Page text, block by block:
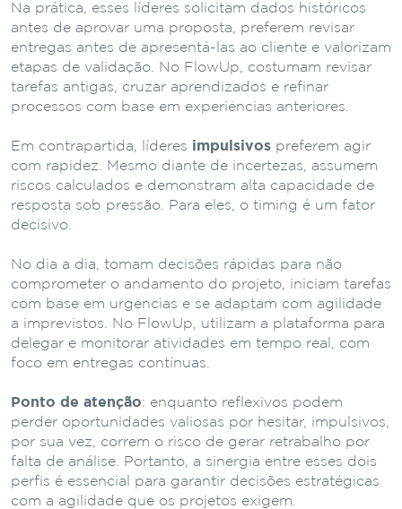
Na prática, esses líderes solicitam dados históricos
antes de aprovar uma proposta, preferem revisar
entregas antes de apresentá-las ao cliente e valorizam
etapas de validação. No FlowUp, costumam revisar
tarefas antigas, cruzar aprendizados e refinar
processos com base em experiências anteriores.
Em contrapartida, líderes impulsivos preferem agir
com rapidez. Mesmo diante de incertezas, assumem
riscos calculados e demonstram alta capacidade de
resposta sob pressão. Para eles, o timing é um fator
decisivo.
No dia a dia, tomam decisões rápidas para não
comprometer o andamento do projeto, iniciam tarefas
com base em urgências e se adaptam com agilidade
a imprevistos. No FlowUp, utilizam a plataforma para
delegar e monitorar atividades em tempo real, com
foco em entregas contínuas.
Ponto de atenção: enquanto reflexivos podem
perder oportunidades valiosas por hesitar, impulsivos,
por sua vez, correm o risco de gerar retrabalho por
falta de análise. Portanto, a sinergia entre esses dois
perfis é essencial para garantir decisões estratégicas
com a agilidade que os projetos exigem.